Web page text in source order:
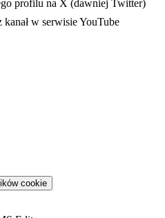
profilu na X (dawniej Twitter)
nowej karcie
kanał w serwisie YouTube
cookie